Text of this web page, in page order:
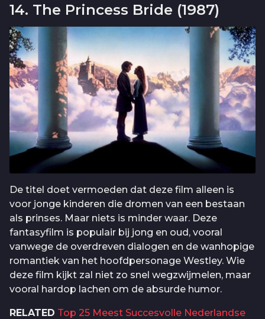
14. The Princess Bride (1987)
De titel doet vermoeden dat deze film alleen is
voor jonge kinderen die dromen van een bestaan
als prinses. Maar niets is minder waar. Deze
fantasyfilm is populair bij jong en oud, vooral
vanwege de overdreven dialogen en de wanhopige
romantiek van het hoofdpersonage Westley. Wie
deze film kijkt zal niet zo snel wegzwijmelen, maar
vooral hardop lachen om de absurde humor.
RELATED Top 25 Meest Succesvolle Nederlandse